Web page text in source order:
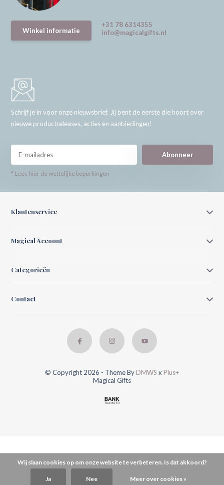
Winkel informatie
+31 78 6314355
info@magicalgifts.nl
Schrijf je in voor onze nieuwsbrief. Jij bent de eerste die hoort over
nieuwe productreleases, acties en aanbiedingen!
Abonneer
* Lees hier de wettelijke beperkingen
Klantenservice
Magical Account
Categorieën
Contact
© Copyright 2026 - Theme By DMWS x Plus+
Magical Gifts
Wij slaan cookies op om onze website te verbeteren. Is dat akkoord?
Ja Nee Meer over cookies »